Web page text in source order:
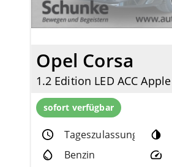
Opel Corsa
sofort verfügbar
Tageszulassung
Benzin